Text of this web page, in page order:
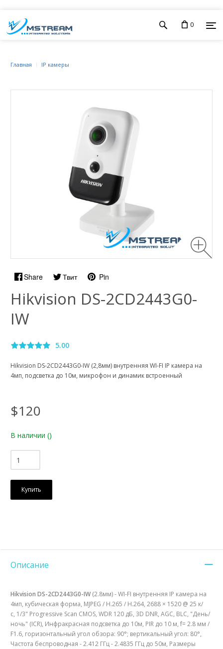
0
Главная IP камеры
Share Твит Pin
Hikvision DS-2CD2443G0-
IW
5.00
Hikvision DS-2CD2443G0-IW (2,8мм) внутренняя WI-FI IP камера на
4мп, подсветка до 10м, микрофон и динамик встроенный
$120
В наличии ()
Купить
Описание
Hikvision DS-2CD2443G0-IW (2.8мм) - WI-FI внутренняя IP камера на
4мп, кубическая форма, MJPEG / H.265 / Н.264, 2688 × 1520 @ 25 к/
с, 1/3" Progressive Scan CMOS, WDR 120 дБ, 3D DNR, AGC, BLC, "День/
ночь" (ICR), Инфракрасная подсветка до 10м, PIR до 10 м, f= 2.8 мм /
F1.6, горизонтальный угол обзора: 90°; вертикальный угол: 80°,
Частота беспроводная - 2.412 ГГц - 2.4835 ГГц до 50м, Размеры